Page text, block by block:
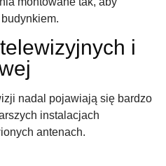
i
nadal pojawiają się bardzo
instalacjach
antenach.